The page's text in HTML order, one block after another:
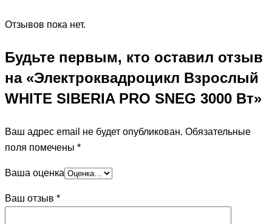
Отзывов пока нет.
Будьте первым, кто оставил отзыв
на «Электроквадроцикл Взрослый
WHITE SIBERIA PRO SNEG 3000 Вт»
Ваш адрес email не будет опубликован. Обязательные
поля помечены *
Ваша оценка
Ваш отзыв *